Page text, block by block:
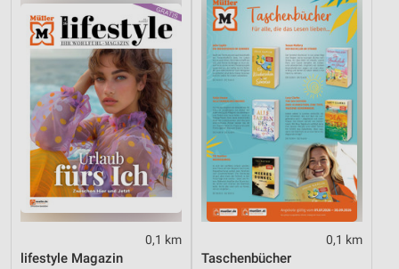
0,1 km
lifestyle Magazin
0,1 km
Taschenbücher
Verwendung genauer Standortdaten
Geräte anhand von aktiv angeforderten
Informationen identifizieren
Nicht-IAB-Verarbeitungszwecke:
Notwendig
Performance
Funktional